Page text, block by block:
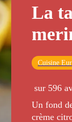
La
Cuisine
sur 596
Un fond
crème